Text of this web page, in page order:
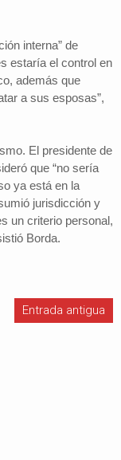
interna” de
estaría el control en
además que
a sus esposas”,
El presidente de
que “no sería
ya está en la
jurisdicción y
un criterio personal,
Borda.
Entrada antigua